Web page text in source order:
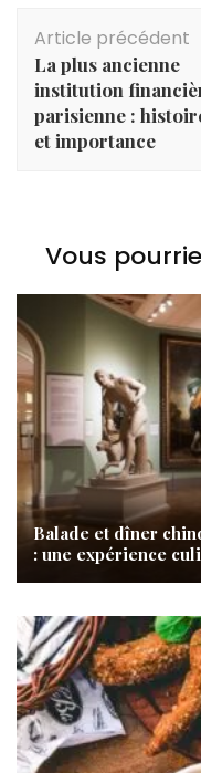
Navigation
d'article
Article précédent
La plus ancienne
institution
parisienne :
et importance
Vous
Balade et dîner
: une expérience